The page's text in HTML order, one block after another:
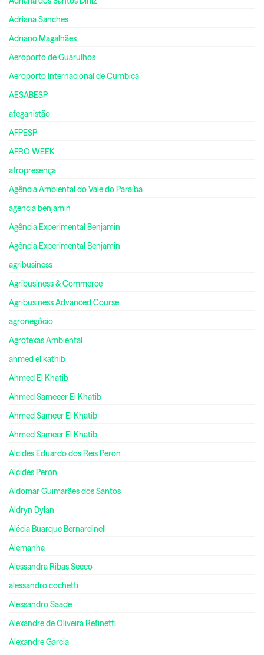
Adriana Sanches
Adriano Magalhães
Aeroporto de Guarulhos
Aeroporto Internacional de Cumbica
AESABESP
afeganistão
AFPESP
AFRO WEEK
afropresença
Agência Ambiental do Vale do Paraíba
agencia benjamin
Agência Experimental Benjamin
Agência Experimental Benjamin
agribusiness
Agribusiness & Commerce
Agribusiness Advanced Course
agronegócio
Agrotexas Ambiental
ahmed el kathib
Ahmed El Khatib
Ahmed Sameeer El Khatib
Ahmed Sameer El Khatib
Ahmed Sameer El Khatib
Alcides Eduardo dos Reis Peron
Alcides Peron
Aldomar Guimarães dos Santos
Aldryn Dylan
Alécia Buarque Bernardinell
Alemanha
Alessandra Ribas Secco
alessandro cochetti
Alessandro Saade
Alexandre de Oliveira Refinetti
Alexandre Garcia